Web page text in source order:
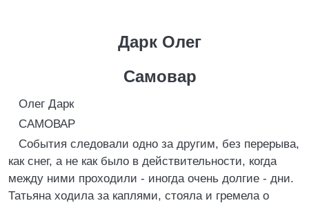
Дарк Олег
Самовар
Олег Дарк
САМОВАР
События следовали одно за другим, без перерыва,
как снег, а не как было в действительности, когда
между ними проходили - иногда очень долгие - дни.
Татьяна ходила за каплями, стояла и гремела о